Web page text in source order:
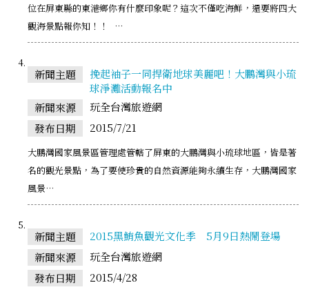
位在屏東縣的東港鄉你有什麼印象呢？這次不僅吃海鮮，還要將四大
觀海景點報你知！！ …
新聞主題
挽起袖子一同捍衛地球美麗吧！大鵬灣與小琉
球淨灘活動報名中
新聞來源
玩全台灣旅遊網
發布日期
2015/7/21
大鵬灣國家風景區管理處管轄了屏東的大鵬灣與小琉球地區，皆是著
名的觀光景點，為了要使珍貴的自然資源能夠永續生存，大鵬灣國家
風景…
新聞主題
2015黑鮪魚觀光文化季 5月9日熱鬧登場
新聞來源
玩全台灣旅遊網
發布日期
2015/4/28